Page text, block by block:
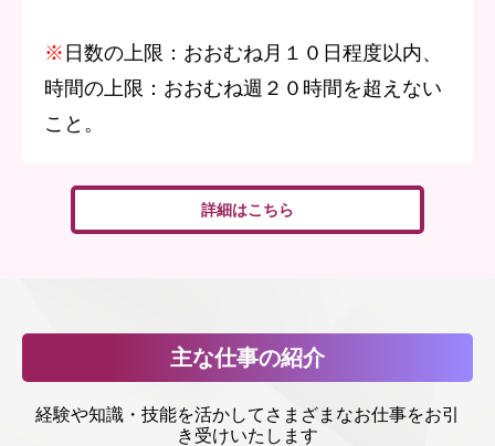
※ 日数の上限：おおむね月１０日程度以内、
時間の上限：おおむね週２０時間を超えない
こと。
詳細はこちら
主な仕事の紹介
経験や知識・技能を活かしてさまざまなお仕事をお引
き受けいたします